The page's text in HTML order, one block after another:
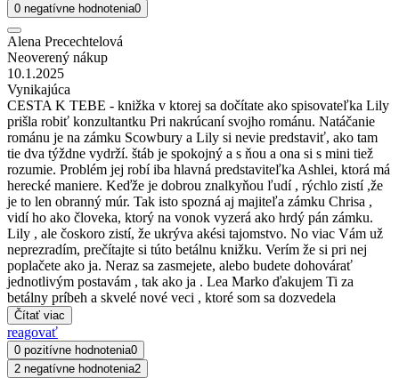
0 negatívne hodnotenia0
Alena Precechtelová
Neoverený nákup
10.1.2025
Vynikajúca
CESTA K TEBE - knižka v ktorej sa dočítate ako spisovateľka Lily
prišla robiť konzultantku Pri nakrúcaní svojho románu. Natáčanie
románu je na zámku Scowbury a Lily si nevie predstaviť, ako tam
tie dva týždne vydrží. štáb je spokojný a s ňou a ona si s mini tiež
rozumie. Problém jej robí iba hlavná predstaviteľka Ashlei, ktorá má
herecké maniere. Keďže je dobrou znalkyňou ľudí , rýchlo zistí ,že
je to len obranný múr. Tak isto spozná aj majiteľa zámku Chrisa ,
vidí ho ako človeka, ktorý na vonok vyzerá ako hrdý pán zámku.
Lily , ale čoskoro zistí, že ukrýva akési tajomstvo. No viac Vám už
neprezradím, prečítajte si túto betálnu knižku. Verím že si pri nej
poplačete ako ja. Neraz sa zasmejete, alebo budete dohovárať
jednotlivým postavám , tak ako ja . Lea Marko ďakujem Ti za
betálny príbeh a skvelé nové veci , ktoré som sa dozvedela
Čítať viac
reagovať
0 pozitívne hodnotenia0
2 negatívne hodnotenia2